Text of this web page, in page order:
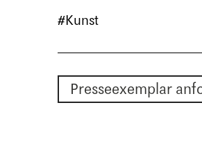
#Kunst
Presseexemplar